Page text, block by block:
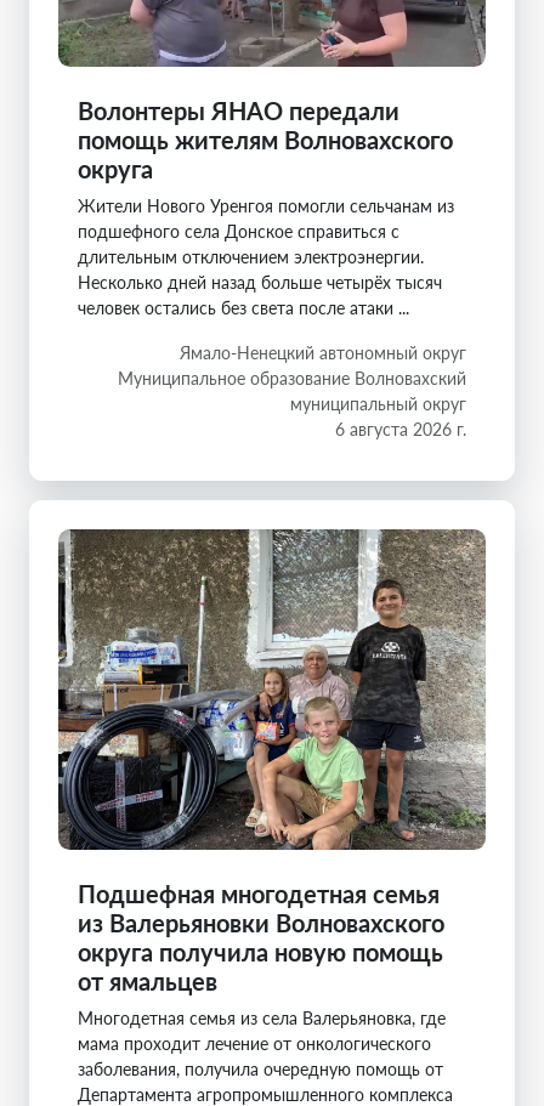
Волонтеры ЯНАО передали
помощь жителям Волновахского
округа
Жители Нового Уренгоя помогли сельчанам из
подшефного села Донское справиться с
длительным отключением электроэнергии.
Несколько дней назад больше четырёх тысяч
человек остались без света после атаки ...
Ямало-Ненецкий автономный округ
Муниципальное образование Волновахский
муниципальный округ
6 августа 2026 г.
Подшефная многодетная семья
из Валерьяновки Волновахского
округа получила новую помощь
от ямальцев
Многодетная семья из села Валерьяновка, где
мама проходит лечение от онкологического
заболевания, получила очередную помощь от
Департамента агропромышленного комплекса